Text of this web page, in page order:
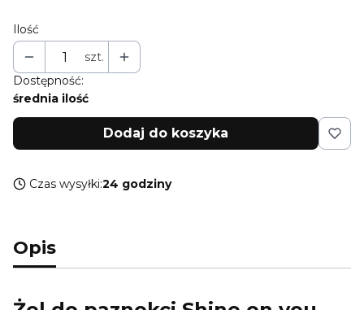
Ilość
szt.
Dostępność:
średnia ilość
Dodaj do koszyka
Czas wysyłki:24 godziny
Opis